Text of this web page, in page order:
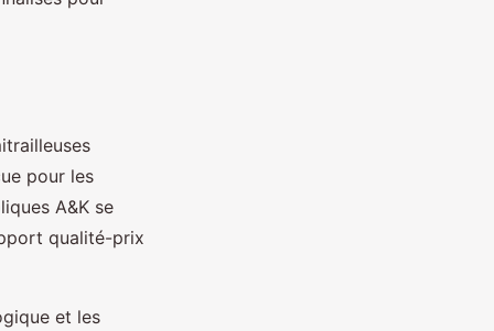
pour les
A&K se
qualité-prix
et les